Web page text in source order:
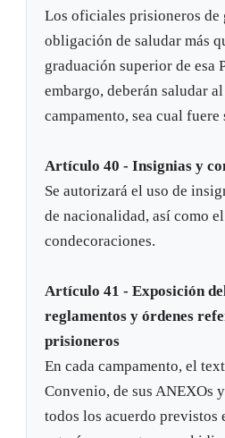
Los oficiales prisioneros de
obligación de saludar más
graduación superior de esa
embargo, deberán saludar
campamento, sea cual
Artículo 40 - Insignias y
Se autorizará el uso de
de nacionalidad, así como
condecoraciones.
Artículo 41 - Exposición
reglamentos y órdenes
prisioneros
En cada campamento, el
Convenio, de sus ANEXOs
todos los acuerdo previstos